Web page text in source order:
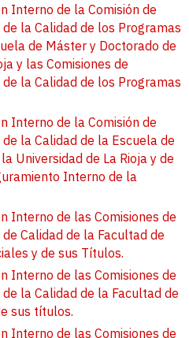
Interno de la Comisión de
la Calidad de los Programas
de Máster y Doctorado de
y las Comisiones de
la Calidad de los Programas
Interno de la Comisión de
la Calidad de la Escuela de
Universidad de La Rioja y de
Interno de la
Interno de las Comisiones de
Calidad de la Facultad de
y de sus Títulos.
Interno de las Comisiones de
la Calidad de la Facultad de
sus títulos.
Interno de las Comisiones de